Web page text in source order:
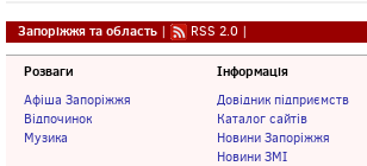
Запоріжжя та область | RSS 2.0 |
Розваги
Афіша Запоріжжя
Відпочинок
Музика
Інформація
Довідник підприємств
Каталог сайтів
Новини Запоріжжя
Новини ЗМІ